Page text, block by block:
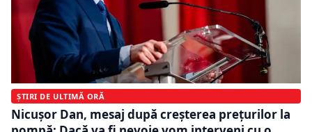
ȘTIRI DE ULTIMĂ ORĂ
Nicușor Dan, mesaj după creșterea prețurilor la